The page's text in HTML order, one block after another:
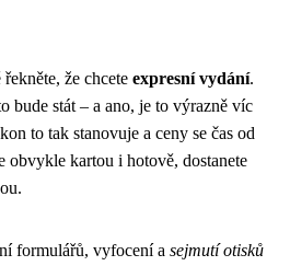
že chcete expresní vydání.
bude stát – a ano, je to výrazně víc
to tak stanovuje a ceny se čas od
obvykle kartou i hotově, dostanete
formulářů, vyfocení a sejmutí otisků